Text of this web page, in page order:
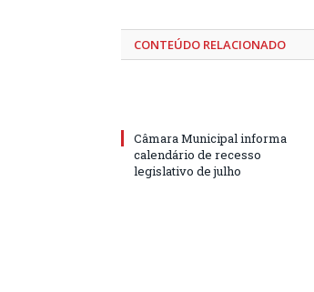
CONTEÚDO RELACIONADO
Câmara Municipal informa
calendário de recesso
legislativo de julho